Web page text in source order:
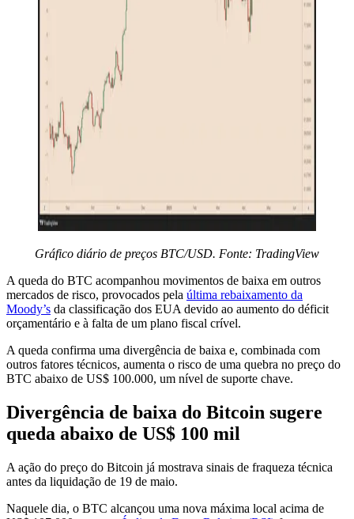
Gráfico diário de preços BTC/USD. Fonte: TradingView
A queda do BTC acompanhou movimentos de baixa em outros
mercados de risco, provocados pela última rebaixamento da
Moody’s da classificação dos EUA devido ao aumento do déficit
orçamentário e à falta de um plano fiscal crível.
A queda confirma uma divergência de baixa e, combinada com
outros fatores técnicos, aumenta o risco de uma quebra no preço do
BTC abaixo de US$ 100.000, um nível de suporte chave.
Divergência de baixa do Bitcoin sugere
queda abaixo de US$ 100 mil
A ação do preço do Bitcoin já mostrava sinais de fraqueza técnica
antes da liquidação de 19 de maio.
Naquele dia, o BTC alcançou uma nova máxima local acima de